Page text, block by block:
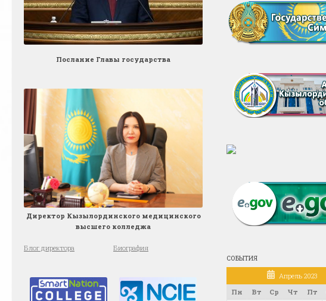
Послание Главы государства
Директор Кызылординского медицинского
высшего колледжа
Блог директора Биография
СОБЫТИЯ
Апрель 2023
Пн
Вт Ср Чт Пт